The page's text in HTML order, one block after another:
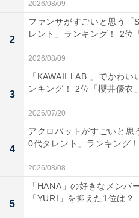
「曲がキャッチーで凄いな
が集まり、ショート動画を
ズり。SNSを通じて若年層
回のランキングでも圧倒的
ました。
部
「All About ニュース」は、ネッ
らしの中にあふれる「なぜ？」「
るAll About発のニュースメディア
する疑問に対して専門家が分かり
2026/08/09
2
ファンサがすごいと思う「
レント」ランキング！ 2位
2026/08/09
3
「KAWAII LAB.」でかわい
ンキング！ 2位「櫻井優衣
2026/07/20
4
アクロバットがすごいと思
0代タレント」ランキング
2026/08/08
5
「HANA」の好きなメンバ
「YURI」を抑えた1位は？